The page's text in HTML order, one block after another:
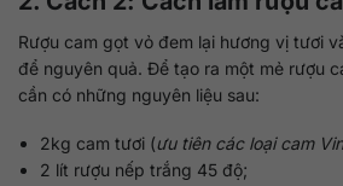
Rượu cam gọt vỏ đem lại hương vị tươi
để nguyên quả. Để tạo ra một mẻ rượu
cần có những nguyên liệu sau:
2kg cam tươi (ưu tiên các loại cam
2 lít rượu nếp trắng 45 độ;